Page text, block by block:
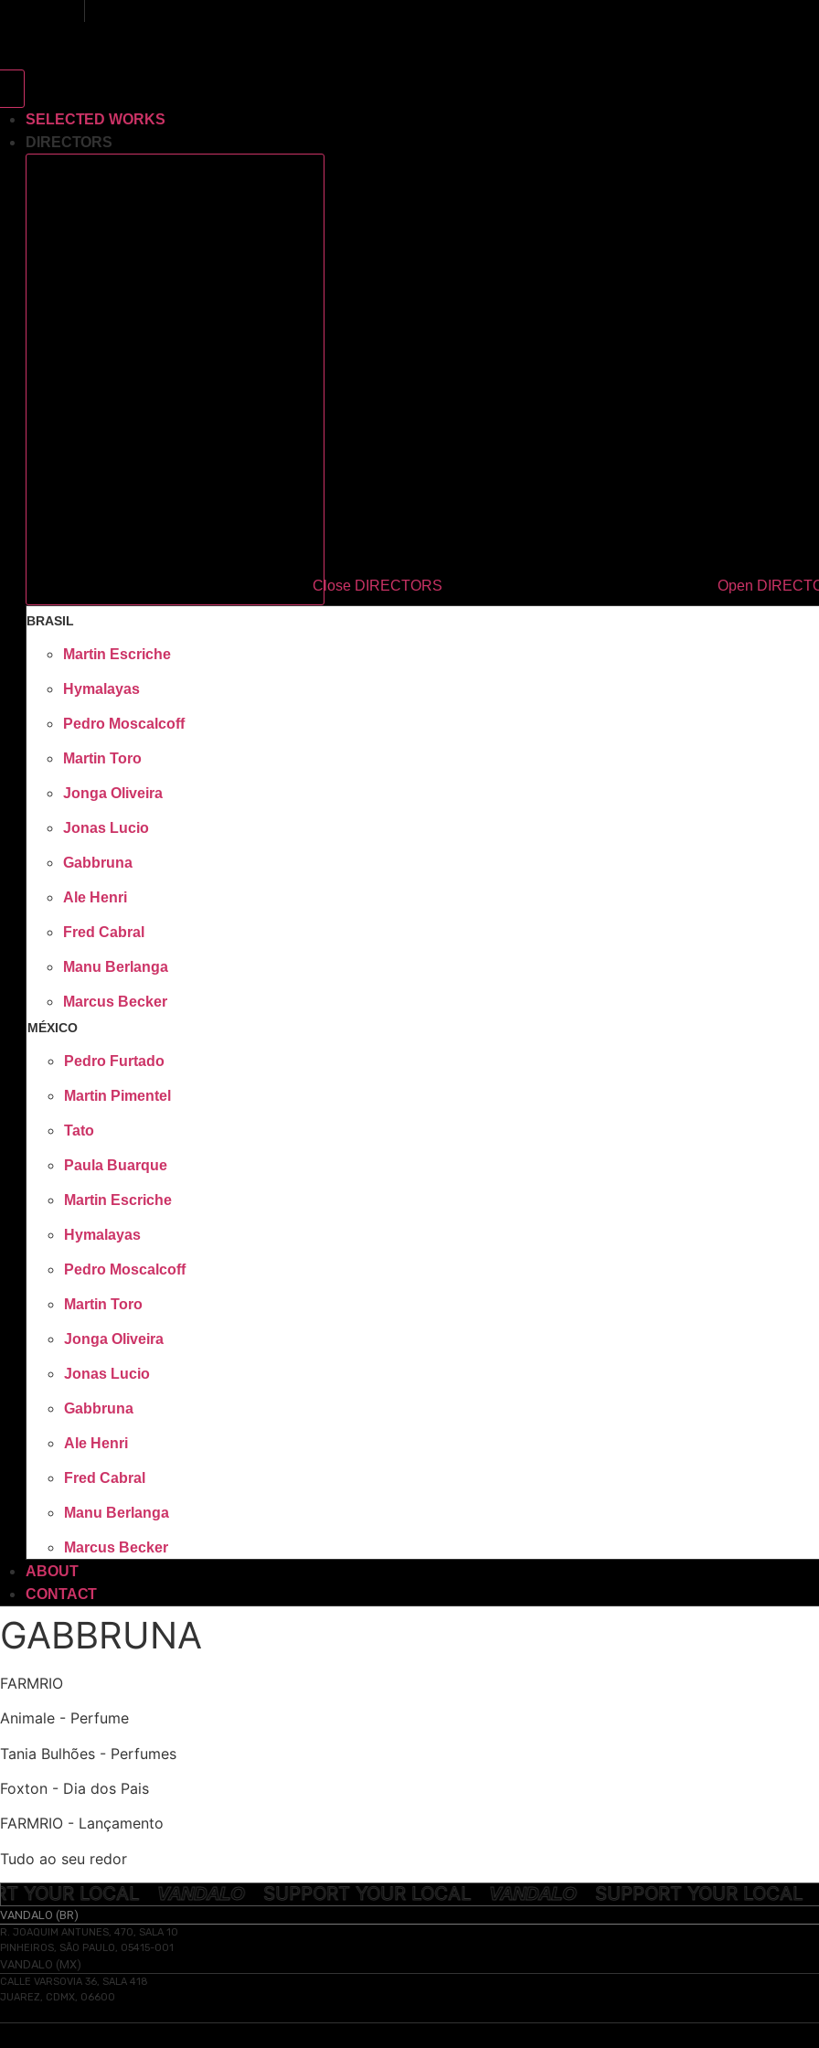
SELECTED WORKS
DIRECTORS
Close DIRECTORS Open
BRASIL
Martin Escriche
Hymalayas
Pedro Moscalcoff
Martin Toro
Jonga Oliveira
Jonas Lucio
Gabbruna
Ale Henri
Fred Cabral
Manu Berlanga
Marcus Becker
MÉXICO
Pedro Furtado
Martin Pimentel
Tato
Paula Buarque
Martin Escriche
Hymalayas
Pedro Moscalcoff
Martin Toro
Jonga Oliveira
Jonas Lucio
Gabbruna
Ale Henri
Fred Cabral
Manu Berlanga
Marcus Becker
ABOUT
CONTACT
GABBRUNA
FARMRIO
Animale - Perfume
Tania Bulhões - Perfumes
Foxton - Dia dos Pais
FARMRIO - Lançamento
Tudo ao seu redor
VANDALO SUPPORT YOUR
YOUR LOCAL VANDALO SUPPORT YOUR LOCAL
VANDALO (BR)
R. JOAQUIM ANTUNES, 470, SALA 10
PINHEIROS, SÃO PAULO, 05415-001
VANDALO (MX)
CALLE VARSOVIA 36, SALA 418
JUAREZ, CDMX, 06600